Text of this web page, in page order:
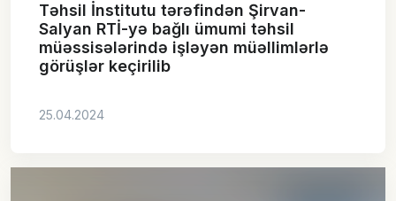
Təhsil İnstitutu tərəfindən Şirvan-
Salyan RTİ-yə bağlı ümumi təhsil
müəssisələrində işləyən müəllimlərlə
görüşlər keçirilib
25.04.2024